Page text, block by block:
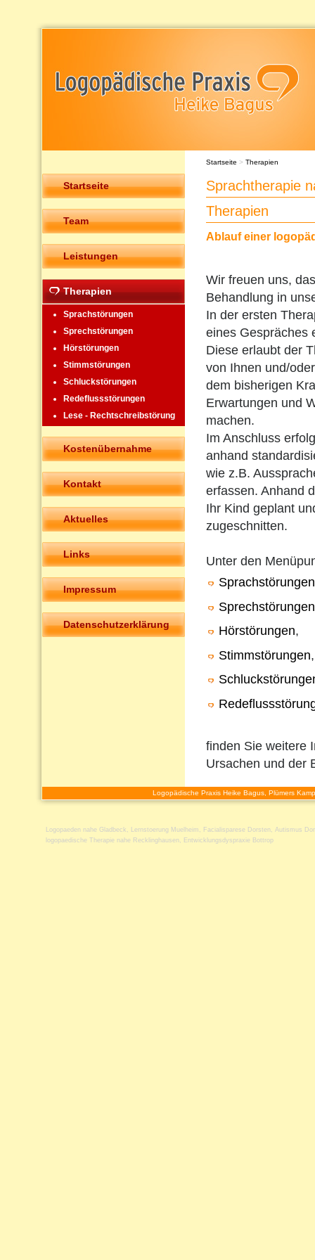
Startseite
Team
Leistungen
Therapien
Sprachstörungen
Sprechstörungen
Hörstörungen
Stimmstörungen
Schluckstörungen
Redeflussstörungen
Lese - Rechtschreibstörung
Kostenübernahme
Kontakt
Aktuelles
Links
Impressum
Datenschutzerklärung
Startseite > Therapien
Sprachtherapie
Therapien
Ablauf einer
Wir freuen uns,
Behandlung in
In der ersten
eines Gespräches
Diese erlaubt der
von Ihnen und/
dem bisherigen
Erwartungen und
machen.
Im Anschluss
anhand
wie z.B.
erfassen. Anhand
Ihr Kind geplant
zugeschnitten.
Unter den
Sprachstörungen
Sprechstörungen
Hörstörungen,
Stimmstörungen,
finden Sie weitere
Ursachen und der
Logopädische Praxis Heike Bagus, Plümers
Logopaeden nahe Gladbeck , Lernstoerung Muelheim , Facialisparese Dorsten , Autismus
logopaedische Therapie nahe Recklinghausen , Entwicklungsdyspraxie Bottrop